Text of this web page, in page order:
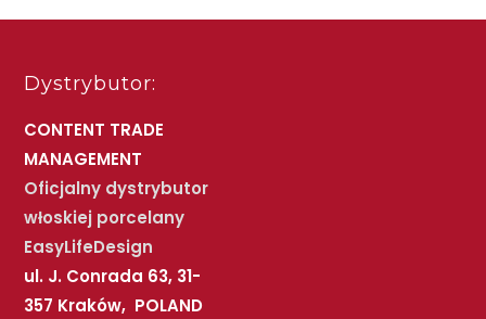
Dystrybutor:
CONTENT TRADE
MANAGEMENT
Oficjalny dystrybutor
włoskiej porcelany
EasyLifeDesign
ul. J. Conrada 63, 31-
357 Kraków, POLAND